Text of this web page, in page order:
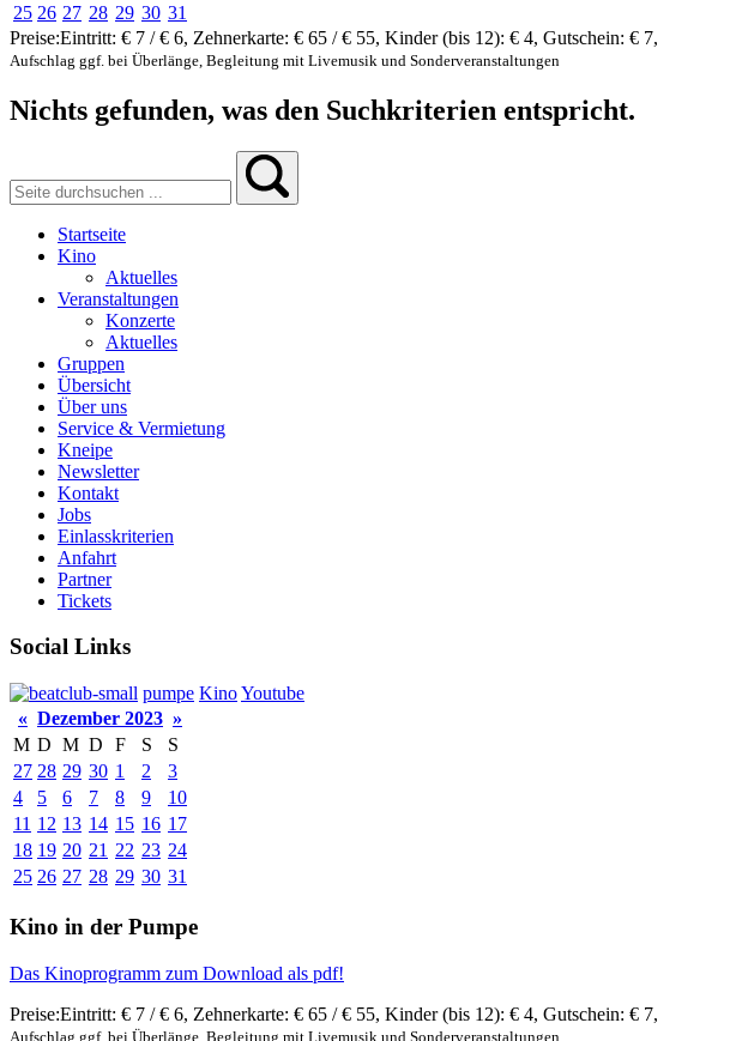
25 26 27 28 29 30 31
Preise:Eintritt: € 7 / € 6, Zehnerkarte: € 65 / € 55, Kinder (bis 12): € 4, Gutschein: € 7,
Aufschlag ggf. bei Überlänge, Begleitung mit Livemusik und Sonderveranstaltungen
Nichts gefunden, was den Suchkriterien entspricht.
Startseite
Kino
Aktuelles
Veranstaltungen
Konzerte
Aktuelles
Gruppen
Übersicht
Über uns
Service & Vermietung
Kneipe
Newsletter
Kontakt
Jobs
Einlasskriterien
Anfahrt
Partner
Tickets
Social Links
pumpe KinoYoutube
« Dezember 2023 »
M D M D F S
S
27 28 29 30 1 2
3
4
5 6 7 8 9
10
11 12 13 14 15 16 17
18 19 20 21 22 23 24
25 26 27 28 29 30 31
Kino in der Pumpe
Das Kinoprogramm zum Download als pdf!
Preise:Eintritt: € 7 / € 6, Zehnerkarte: € 65 / € 55, Kinder (bis 12): € 4, Gutschein: € 7,
Aufschlag ggf. bei Überlänge, Begleitung mit Livemusik und Sonderveranstaltungen